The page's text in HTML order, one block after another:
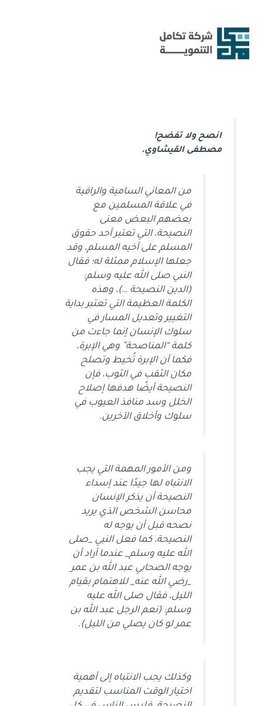
المحتوى
انصح ولا تفضح!
مصطفى القيشاوي.
من المعاني السامية والراقية
في علاقة المسلمين مع
بعضهم البعض معنى
النصيحة، التي تعتبر أحد حقوق
المسلم على أخيه المسلم، وقد
جعلها الإسلام ممثلة له؛ فقال
النبي صلى الله عليه وسلم:
(الدين النصيحة …)، وهذه
الكلمة العظيمة التي تعتبر بداية
التغيير وتعديل المسار في
سلوك الإنسان إنما جاءت من
كلمة “المناصحة” وهي الإبرة،
فكما أن الإبرة تُخيط وتصلح
مكان الثقب في الثوب، فإن
النصيحة أيضًا هدفها إصلاح
الخلل وسد منافذ العيوب في
سلوك وأخلاق الآخرين.
ومن الأمور المهمة التي يجب
الانتباه لها جيدًا عند إسداء
النصيحة أن يذكر الإنسان
محاسن الشخص الذي يريد
نصحه قبل أن يوجه له
النصيحة، كما فعل النبي _صلى
الله عليه وسلم_ عندما أراد أن
يوجه الصحابي عبد الله بن عمر
_رضي الله عنه_ للاهتمام بقيام
الليل، فقال صلى الله عليه
وسلم: (نعم الرجل عبد الله بن
عمر لو كان يصلي من الليل).
وكذلك يجب الانتباه إلى أهمية
اختيار الوقت المناسب لتقديم